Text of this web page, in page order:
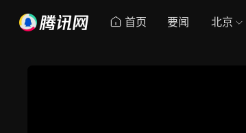
首页 要闻 北京